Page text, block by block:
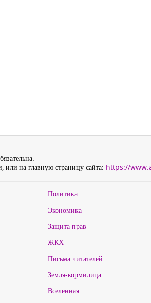
или на главную страницу сайта: https://
Политика
Экономика
Защита прав
ЖКХ
Письма читателей
Земля-кормилица
Вселенная